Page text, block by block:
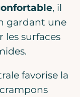
, il
gardant une
les surfaces
favorise la